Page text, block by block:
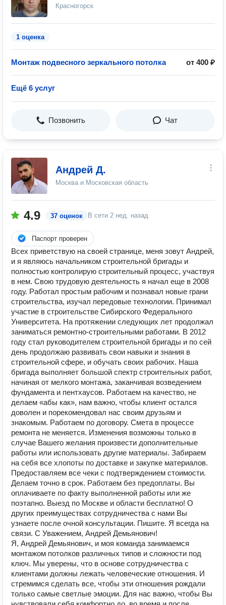
Красногорск
1 оценка
Монтаж подвесного зеркального потолка от 400 ₽
Ещё 6 услуг
Позвонить Чат
Андрей Д.
Москва и Московская область
4.9 37 оценок В сети 2 нед. назад
Паспорт проверен
Всех приветствую на своей странице, меня зовут Андрей,
и я являюсь начальником строительной бригады и
полностью контролирую строительный процесс, участвуя
в нем. Свою трудовую деятельность я начал еще в 2008
году. Работал простым рабочим и познавал новые грани
строительства, изучал передовые технологии. Принимал
участие в строительстве Сибирского Федерального
Университета. На протяжении следующих лет продолжал
заниматься ремонтно-строительными работами. В 2012
году стал руководителем строительной бригады и по сей
день продолжаю развивать свои навыки и знания в
строительной сфере, и обучать своих рабочих. Наша
бригада выполняет большой спектр строительных работ,
начиная от мелкого монтажа, заканчивая возведением
фундамента и пентхаусов. Работаем на качество, не
делаем «абы как», нам важно, чтобы клиент остался
доволен и порекомендовал нас своим друзьям и
знакомым. Работаем по договору. Смета в процессе
ремонта не меняется. Изменения возможны только в
случае Вашего желания произвести дополнительные
работы или использовать другие материалы. Забираем
на себя все хлопоты по доставке и закупке материалов.
Предоставляем все чеки с подтверждением стоимости.
Делаем точно в срок. Работаем без предоплаты. Вы
оплачиваете по факту выполненной работы или же
поэтапно. Выезд по Москве и области бесплатно! О
других преимуществах сотрудничества с нами Вы
узнаете после очной консультации. Пишите. Я всегда на
связи. С Уважением, Андрей Демьянович!
Я, Андрей Демьянович, и моя команда занимаемся
монтажом потолков различных типов и сложности под
ключ. Мы уверены, что в основе сотрудничества с
клиентами должны лежать человеческие отношения. И
стремимся сделать все, чтобы эти отношения рождали
только самые светлые эмоции. Для нас важно, чтобы Вы